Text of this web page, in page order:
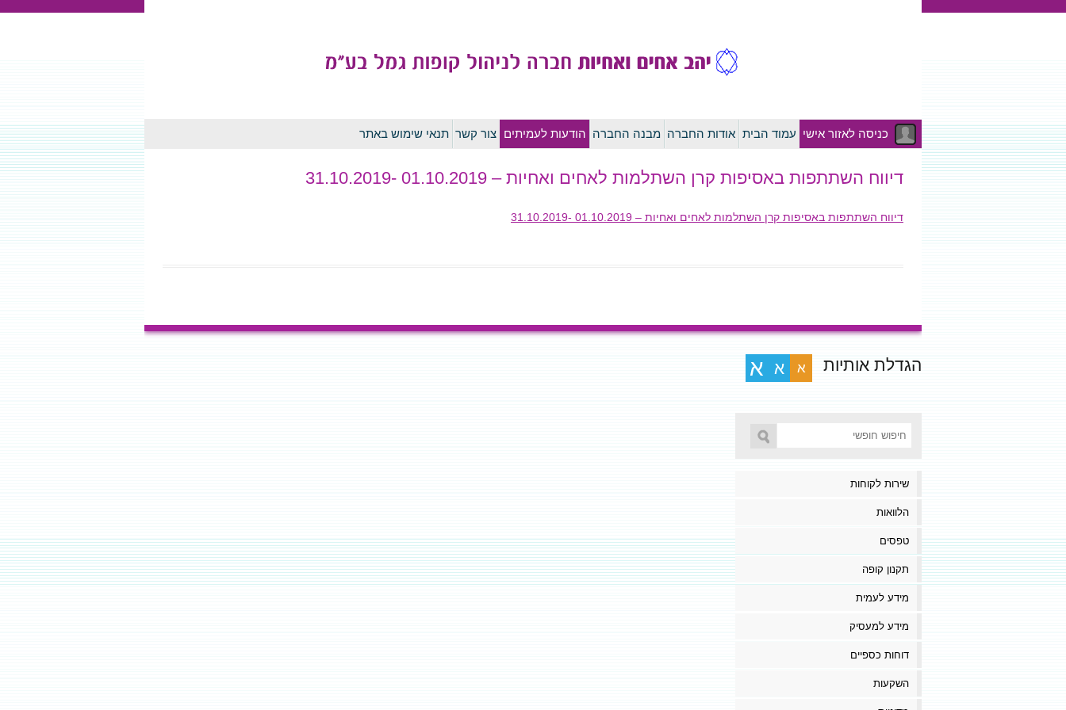
לדלג
לתוכן
כניסה לאזור אישי עמוד הבית אודות החברה מבנה החברה הודעות לעמיתים צור קשר תנאי שימוש באתר
דיווח השתתפות באסיפות קרן השתלמות לאחים ואחיות – 01.10.2019 -31.10.2019
דיווח השתתפות באסיפות קרן השתלמות לאחים ואחיות – 01.10.2019 -31.10.2019
הגדלת אותיות א א א
שירות לקוחות
הלוואות
טפסים
תקנון קופה
מידע לעמית
מידע למעסיק
דוחות כספיים
השקעות